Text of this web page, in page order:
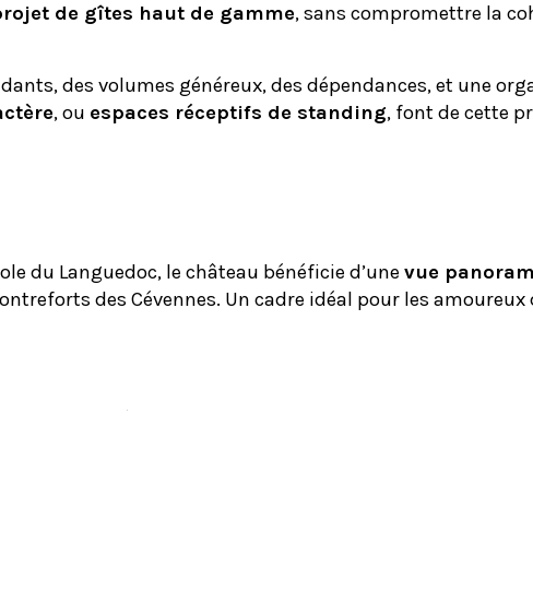
de gîtes haut de gamme, sans compromettre la
des volumes généreux, des dépendances, et une
, ou espaces réceptifs de standing, font de cette
du Languedoc, le château bénéficie d’une vue
des Cévennes. Un cadre idéal pour les